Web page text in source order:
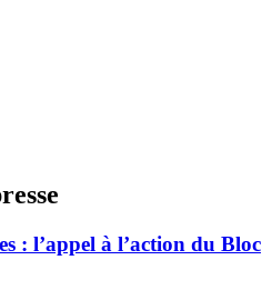
: l’appel à l’action du Bloc